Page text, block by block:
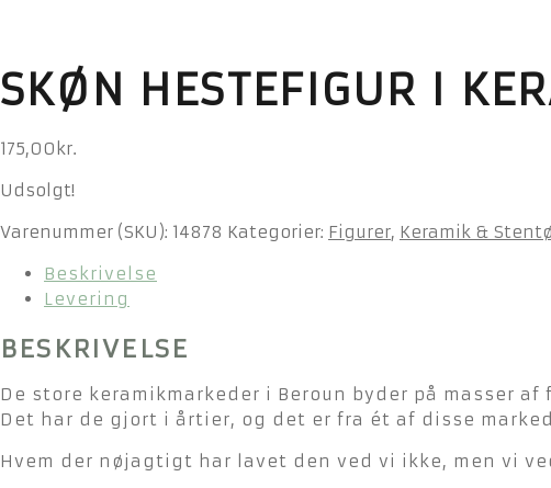
SKØN HESTEFIGUR I
175,00 kr.
Udsolgt!
Varenummer (SKU): 14878 Kategorier: Figurer, Keramik &
Beskrivelse
Levering
BESKRIVELSE
De store keramikmarkeder i Beroun byder på masser
Det har de gjort i årtier, og det er fra ét af disse
Hvem der nøjagtigt har lavet den ved vi ikke, men vi